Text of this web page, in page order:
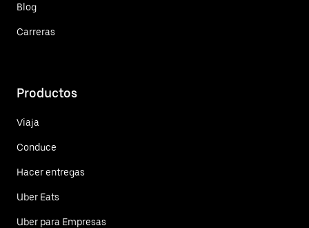
Blog
Carreras
Productos
Viaja
Conduce
Hacer entregas
Uber Eats
Uber para Empresas